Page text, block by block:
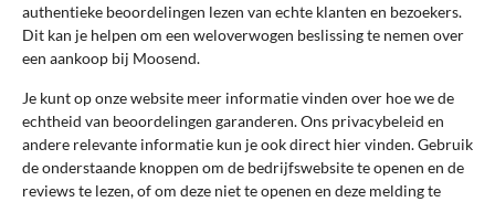
authentieke beoordelingen lezen van echte klanten en bezoekers.
Dit kan je helpen om een weloverwogen beslissing te nemen over
een aankoop bij Moosend.
Je kunt op onze website meer informatie vinden over hoe we de
echtheid van beoordelingen garanderen. Ons privacybeleid en
andere relevante informatie kun je ook direct hier vinden. Gebruik
de onderstaande knoppen om de bedrijfswebsite te openen en de
reviews te lezen, of om deze niet te openen en deze melding te